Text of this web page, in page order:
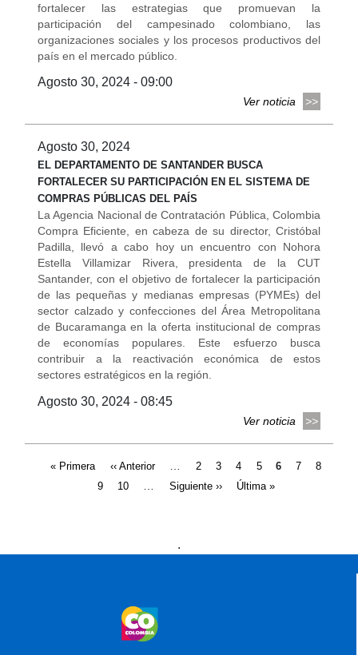
fortalecer las estrategias que promuevan la
participación del campesinado colombiano, las
organizaciones sociales y los procesos productivos del
país en el mercado público.
Agosto 30, 2024 - 09:00
Ver noticia
Agosto 30, 2024
EL DEPARTAMENTO DE SANTANDER BUSCA
FORTALECER SU PARTICIPACIÓN EN EL SISTEMA DE
COMPRAS PÚBLICAS DEL PAÍS
La Agencia Nacional de Contratación Pública, Colombia
Compra Eficiente, en cabeza de su director, Cristóbal
Padilla, llevó a cabo hoy un encuentro con Nohora
Estella Villamizar Rivera, presidenta de la CUT
Santander, con el objetivo de fortalecer la participación
de las pequeñas y medianas empresas (PYMEs) del
sector calzado y confecciones del Área Metropolitana
de Bucaramanga en la oferta institucional de compras
de economías populares. Este esfuerzo busca
contribuir a la reactivación económica de estos
sectores estratégicos en la región.
Agosto 30, 2024 - 08:45
Ver noticia
« Primera ‹‹ Anterior … 2 3 4 5 6 7
8
9
10 … Siguiente ›› Última »
MinRelaciones
MinHacienda
.